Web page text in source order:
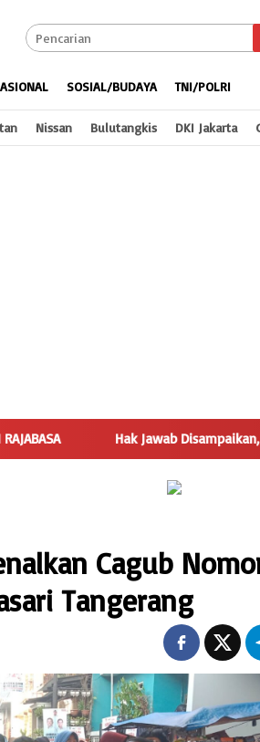
SOSIAL/BUDAYA TNI/POLRI
Nissan Bulutangkis DKI Jakarta
Hak Jawab Disampaikan, Namun
Cagub
Tangerang